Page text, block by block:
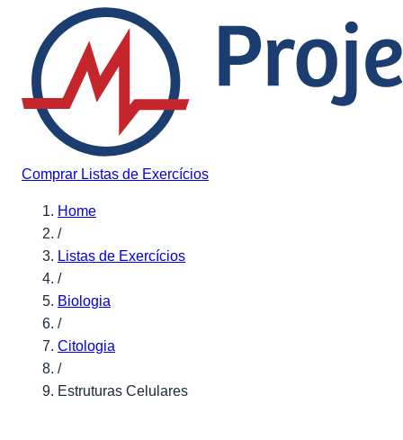
Pular para o conteúdo
Comprar Listas de Exercícios
Home
/
Listas de Exercícios
/
Biologia
/
Citologia
/
Estruturas Celulares